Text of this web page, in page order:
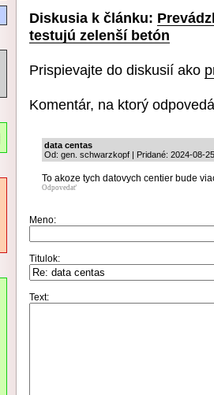
Diskusia k článku:
testujú zelenší betón
Prispievajte do diskusií ako
Komentár, na ktorý
data centas
Od: gen. schwarzkopf | Pridané: 2024-08-
To akoze tych datovych centier bude
Odpovedať
Meno:
Titulok:
Text: